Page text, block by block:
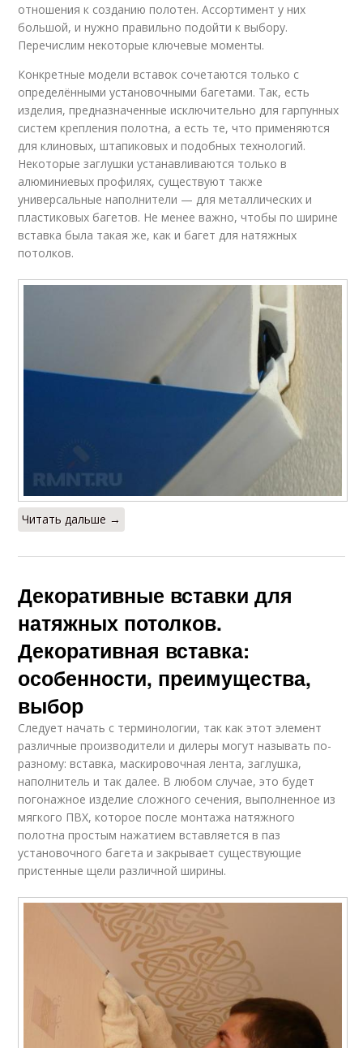
Потолки в розницу
отношения к созданию полотен. Ассортимент у них
большой, и нужно правильно подойти к выбору.
Перечислим некоторые ключевые моменты.
Конкретные модели вставок сочетаются только с
определёнными установочными багетами. Так, есть
изделия, предназначенные исключительно для гарпунных
систем крепления полотна, а есть те, что применяются
для клиновых, штапиковых и подобных технологий.
Некоторые заглушки устанавливаются только в
алюминиевых профилях, существуют также
универсальные наполнители — для металлических и
пластиковых багетов. Не менее важно, чтобы по ширине
вставка была такая же, как и багет для натяжных
потолков.
Читать дальше →
Декоративные вставки для
натяжных потолков.
Декоративная вставка:
особенности, преимущества,
выбор
Следует начать с терминологии, так как этот элемент
различные производители и дилеры могут называть по-
разному: вставка, маскировочная лента, заглушка,
наполнитель и так далее. В любом случае, это будет
погонажное изделие сложного сечения, выполненное из
мягкого ПВХ, которое после монтажа натяжного
полотна простым нажатием вставляется в паз
установочного багета и закрывает существующие
пристенные щели различной ширины.